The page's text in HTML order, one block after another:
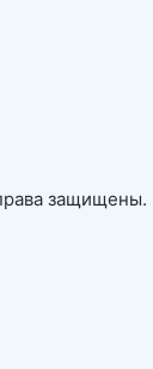
защищены.